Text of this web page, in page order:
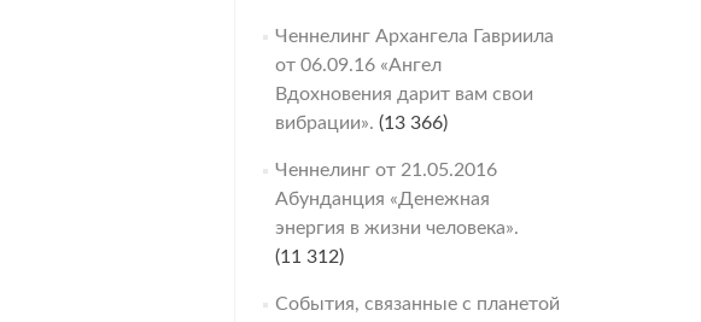
Ченнелинг Архангела Гавриила
от 06.09.16 «Ангел
Вдохновения дарит вам свои
вибрации». (13 366)
Ченнелинг от 21.05.2016
Абунданция «Денежная
энергия в жизни человека».
(11 312)
События, связанные с планетой